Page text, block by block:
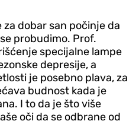
dobar san počinje da
probudimo. Prof.
specijalne lampe
depresije, a
je posebno plava, za
budnost kada je
I to da je što više
oči da se odbrane od